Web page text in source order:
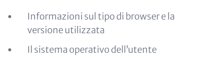
Informazioni sul tipo di browser e la
versione utilizzata
Il sistema operativo dell’utente